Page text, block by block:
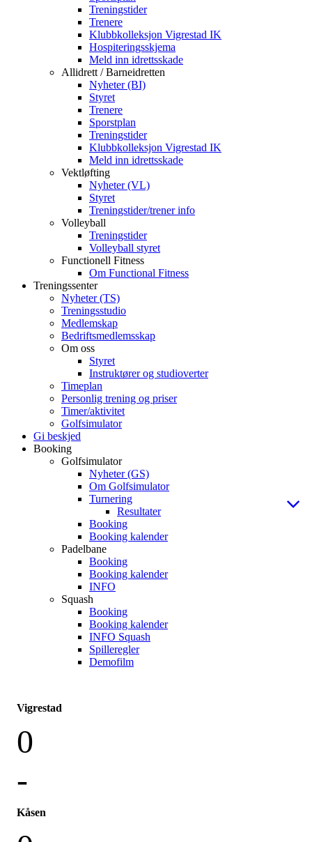
Treningstider
Trenere
Klubbkolleksjon Vigrestad IK
Hospiteringsskjema
Meld inn idrettsskade
Allidrett / Barneidretten
Nyheter (BI)
Styret
Trenere
Sporstplan
Treningstider
Klubbkolleksjon Vigrestad IK
Meld inn idrettsskade
Vektløfting
Nyheter (VL)
Styret
Treningstider/trener info
Volleyball
Treningstider
Volleyball styret
Functionell Fitness
Om Functional Fitness
Treningssenter
Nyheter (TS)
Treningsstudio
Medlemskap
Bedriftsmedlemsskap
Om oss
Styret
Instruktører og studioverter
Timeplan
Personlig trening og priser
Timer/aktivitet
Golfsimulator
Gi beskjed
Booking
Golfsimulator
Nyheter (GS)
Om Golfsimulator
Turnering
Resultater
Booking
Booking kalender
Padelbane
Booking
Booking kalender
INFO
Squash
Booking
Booking kalender
INFO Squash
Spilleregler
Demofilm
Vigrestad
0
-
Kåsen